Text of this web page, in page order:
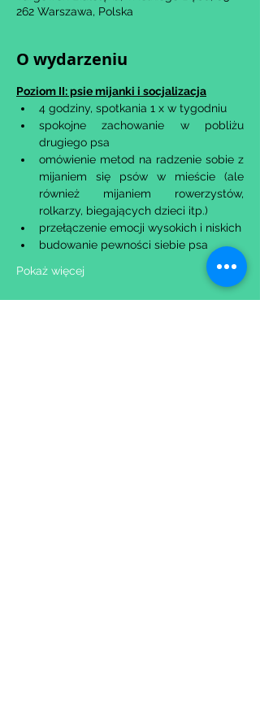
262 Warszawa, Polska
O wydarzeniu
Poziom II: psie mijanki i socjalizacja
​4 godziny, spotkania 1 x w tygodniu
spokojne zachowanie w pobliżu
drugiego psa
omówienie metod na radzenie sobie z
mijaniem się psów w mieście (ale
również mijaniem rowerzystów,
rolkarzy, biegających dzieci itp.)
przełączenie emocji wysokich i niskich
budowanie pewności siebie psa
Pokaż więcej